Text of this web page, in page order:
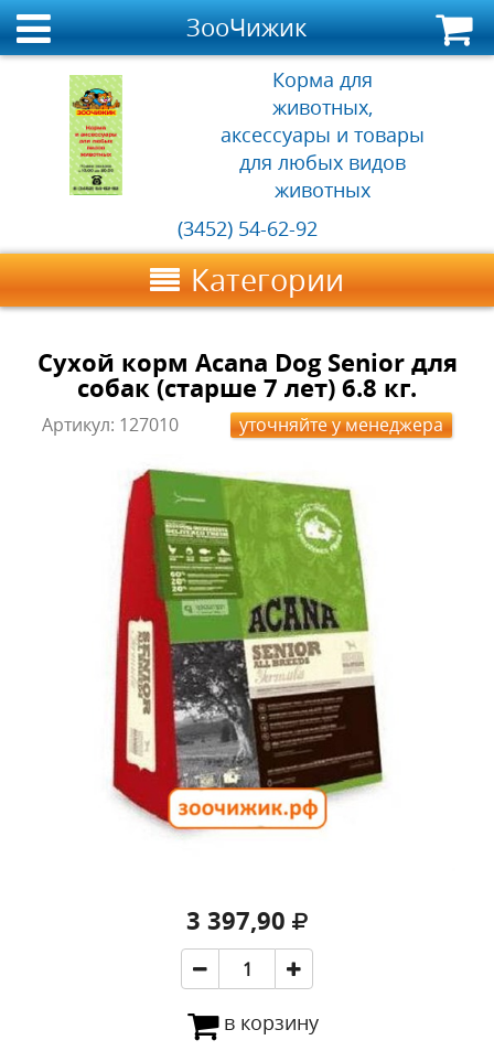
ЗооЧижик
Корма для
животных,
аксессуары и товары
для любых видов
животных
(3452) 54-62-92
Категории
Сухой корм Acana Dog Senior для
собак (старше 7 лет) 6.8 кг.
Артикул: 127010 уточняйте у менеджера
3 397,90
в корзину